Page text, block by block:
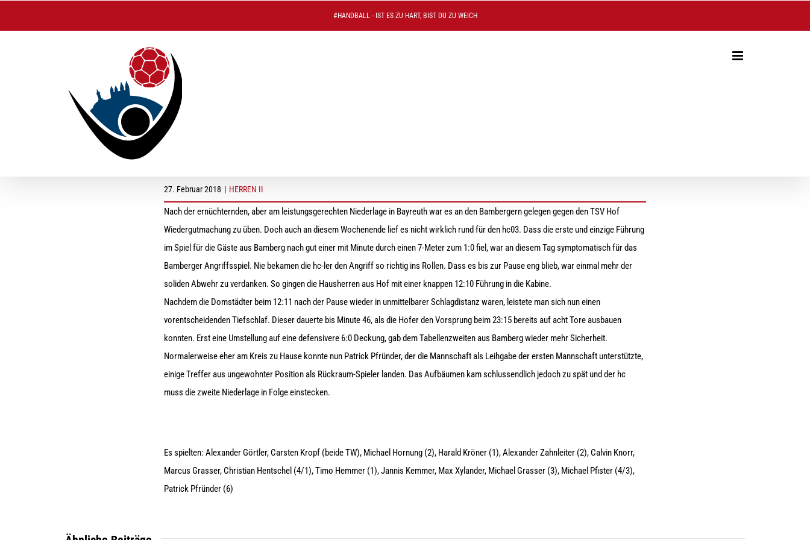
#HANDBALL - IST ES ZU HART, BIST DU ZU WEICH
27. Februar 2018 | HERREN II
Nach derernüchternden, aber am leistungsgerechten Niederlage in Bayreuth war es an den Bambergern gelegen gegen den TSV Hof
Wiedergutmachung zu üben. Doch auch an diesem Wochenende lief es nicht wirklich rund für den hc03. Dass die erste und einzige Führung
im Spiel für die Gäste aus Bamberg nach gut einer mit Minute durch einen 7-Meter zum 1:0fiel, war an diesem Tag symptomatisch fürdas
BambergerAngriffsspiel. Nie bekamen die hc-lerden Angriff so richtig ins Rollen. Dass es bis zur Pause eng blieb, war einmal mehr der
soliden Abwehr zu verdanken. So gingen die Hausherren aus Hof mit einer knappen 12:10 Führung in die Kabine.
Nachdem die Domstädter beim 12:11 nach der Pause wieder in unmittelbarer Schlagdistanz waren, leistete man sich nun einen
vorentscheidenden Tiefschlaf. Dieser dauerte bis Minute 46, als die Hofer den Vorsprung beim 23:15 bereits auf acht Tore ausbauen
konnten. Erst eine Umstellung auf eine defensivere 6:0 Deckung, gab dem Tabellenzweiten aus Bamberg wieder mehr Sicherheit.
Normalerweise eher am Kreis zu Hause konnte nun Patrick Pfründer, der die Mannschaft als Leihgabe der ersten Mannschaft unterstützte,
einige Treffer aus ungewohnter Position als Rückraum-Spieler landen. Das Aufbäumen kam schlussendlich jedoch zu spät und der hc
muss die zweite Niederlage in Folge einstecken.
Es spielten: Alexander Görtler, Carsten Kropf (beide TW), Michael Hornung (2), Harald Kröner (1), Alexander Zahnleiter (2), Calvin Knorr,
Marcus Grasser, Christian Hentschel (4/1), Timo Hemmer (1), Jannis Kemmer, Max Xylander, Michael Grasser (3), Michael Pfister (4/3),
Patrick Pfründer (6)